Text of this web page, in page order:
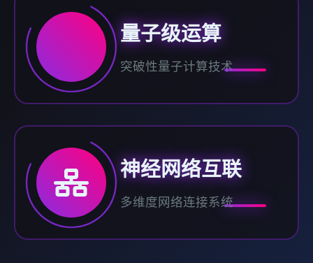
量子级运算
突破性量子计算技术
神经网络互联
多维度网络连接系统